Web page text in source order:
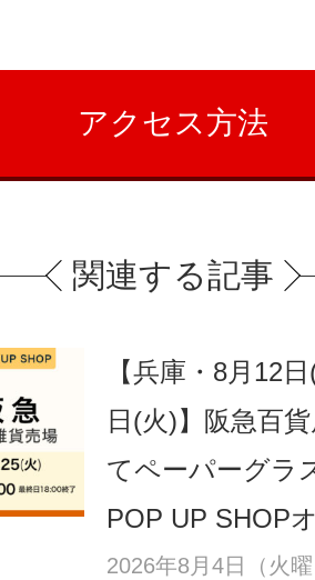
アクセス方法
関連する記事
【兵庫・8月12
日(火)】阪急百
てペーパーグラ
POP UP SHOP
2026年8月4日（火